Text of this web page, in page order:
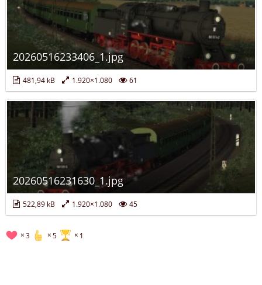
20260516233406_1.jpg
481,94 kB 1.920×1.080 61
20260516231630_1.jpg
522,89 kB 1.920×1.080 45
3 5 1